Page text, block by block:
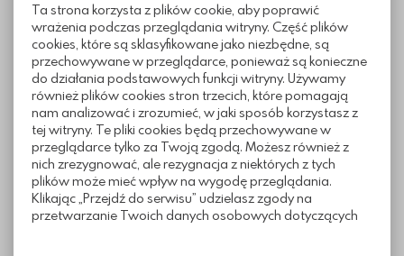
Ta strona korzysta z plików cookie, aby poprawić
wrażenia podczas przeglądania witryny. Część plików
cookies, które są sklasyfikowane jako niezbędne, są
przechowywane w przeglądarce, ponieważ są konieczne
do działania podstawowych funkcji witryny. Używamy
również plików cookies stron trzecich, które pomagają
nam analizować i zrozumieć, w jaki sposób korzystasz z
tej witryny. Te pliki cookies będą przechowywane w
przeglądarce tylko za Twoją zgodą. Możesz również z
nich zrezygnować, ale rezygnacja z niektórych z tych
plików może mieć wpływ na wygodę przeglądania.
Klikając „Przejdź do serwisu” udzielasz zgody na
przetwarzanie Twoich danych osobowych dotyczących
Informacje techniczne